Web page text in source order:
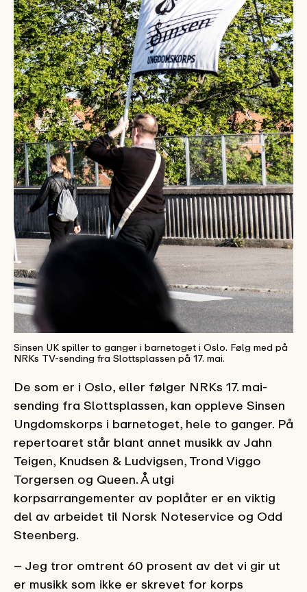
Sinsen UK spiller to ganger i barnetoget i Oslo. Følg med på
NRKs TV-sending fra Slottsplassen på 17. mai.
De som er i Oslo, eller følger NRKs 17. mai-
sending fra Slottsplassen, kan oppleve Sinsen
Ungdomskorps i barnetoget, hele to ganger. På
repertoaret står blant annet musikk av Jahn
Teigen, Knudsen & Ludvigsen, Trond Viggo
Torgersen og Queen. Å utgi
korpsarrangementer av poplåter er en viktig
del av arbeidet til Norsk Noteservice og Odd
Steenberg.
– Jeg tror omtrent 60 prosent av det vi gir ut
er musikk som ikke er skrevet for korps